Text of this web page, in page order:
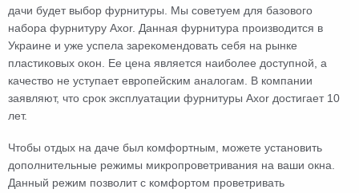
дачи будет выбор фурнитуры. Мы советуем для базового
набора фурнитуру Axor. Данная фурнитура производится в
Украине и уже успела зарекомендовать себя на рынке
пластиковых окон. Ее цена является наиболее доступной, а
качество не уступает европейским аналогам. В компании
заявляют, что срок эксплуатации фурнитуры Axor достигает 10
лет.
Чтобы отдых на даче был комфортным, можете установить
дополнительные режимы микропроветривания на ваши окна.
Данный режим позволит с комфортом проветривать